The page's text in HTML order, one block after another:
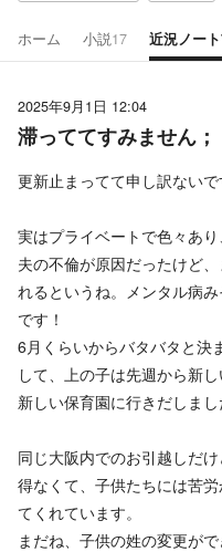
ホーム 小説17 近況ノート
2025年9月1日 12:04
滞っててすみません；
更新止まってて申し訳ないで
実はプライベートで色々あ
夫の不倫が原因だったけど
れるというね。メンタル病
です！
6月くらいからバタバタと決
して、上の子は先週から新
新しい保育園に行きだしまし
同じ大阪内でのお引越しだ
得なくて、子供たちには苦
てくれています。
まだね、子供の姓の変更が